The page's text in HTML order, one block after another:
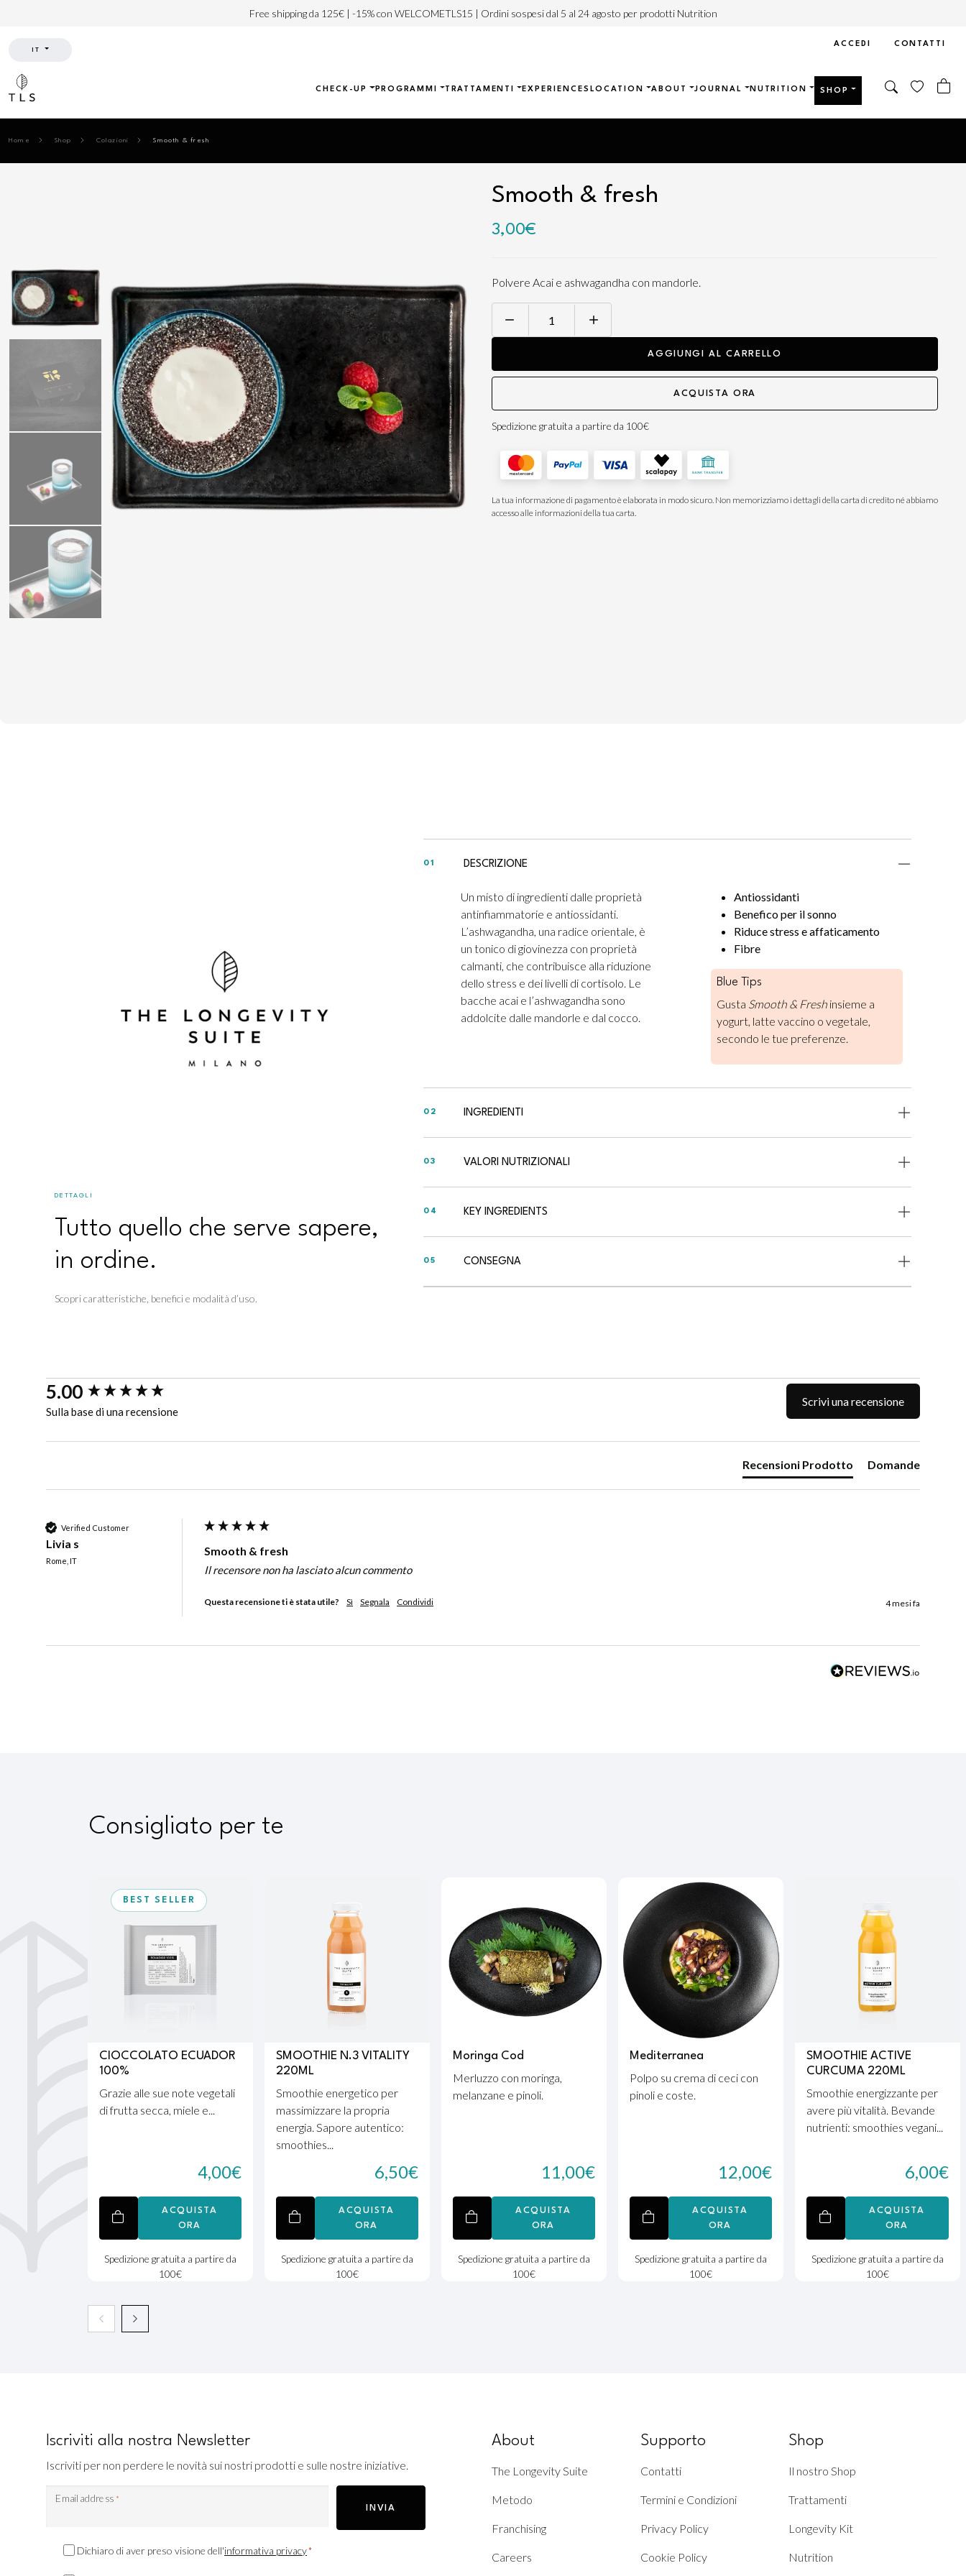
Free shipping da 125€ | -15% con WELCOMETLS15 | Ordini sospesi dal 5 al 24 agosto per prodotti Nutrition
IT
ACCEDI CONTATTI
CHECK-UP PROGRAMMI TRATTAMENTI EXPERIENCES LOCATION ABOUT JOURNAL NUTRITION SHOP
Home Shop Colazioni Smooth & fresh
Smooth & fresh
3,00€
Polvere Acai e ashwagandha con mandorle.
quantità
AGGIUNGI AL CARRELLO
ACQUISTA ORA
Spedizione gratuita a partire da 100€
La tua informazione di pagamento è elaborata in modo sicuro. Non memorizziamo i dettagli della carta di credito né abbiamo
accesso alle informazioni della tua carta.
DETTAGLI
Tutto quello che serve sapere,
in ordine.
Scopri caratteristiche, benefici e modalità d’uso.
01 DESCRIZIONE
Un misto di ingredienti dalle proprietà
antinfiammatorie e antiossidanti.
L’ashwagandha, una radice orientale, è
un tonico di giovinezza con proprietà
calmanti, che contribuisce alla riduzione
dello stress e dei livelli di cortisolo. Le
bacche acai e l’ashwagandha sono
addolcite dalle mandorle e dal cocco.
Antiossidanti
Benefico per il sonno
Riduce stress e affaticamento
Fibre
Blue Tips
Gusta Smooth & Freshinsieme a
yogurt, latte vaccino o vegetale,
secondo le tue preferenze.
02 INGREDIENTI
03 VALORI NUTRIZIONALI
04 KEY INGREDIENTS
05 CONSEGNA
5.00
Sulla base di una recensione
Scrivi una recensione
Recensioni Prodotto Domande
Verified Customer
Livia s
Rome, IT
Smooth & fresh
Il recensore non ha lasciato alcun commento
Questa recensione ti è stata utile? Sì Segnala Condividi 4 mesi fa
New content loaded
Consigliato per te
BEST SELLER
CIOCCOLATO ECUADOR
100%
Grazie alle sue note vegetali
di frutta secca, miele e...
4,00€
ACQUISTA
ORA
Spedizione gratuita a partire da
100€
SMOOTHIE N.3 VITALITY
220ML
Smoothie energetico per
massimizzare la propria
energia. Sapore autentico:
smoothies...
6,50€
ACQUISTA
ORA
Spedizione gratuita a partire da
100€
Moringa Cod
Merluzzo con moringa,
melanzane e pinoli.
11,00€
ACQUISTA
ORA
Spedizione gratuita a partire da
100€
Mediterranea
Polpo su crema di ceci con
pinoli e coste.
12,00€
ACQUISTA
ORA
Spedizione gratuita a partire da
100€
SMOOTHIE ACTIVE
CURCUMA 220ML
Smoothie energizzante per
avere più vitalità. Bevande
nutrienti: smoothies vegani...
6,00€
ACQUISTA
ORA
Spedizione gratuita a partire da
100€
Iscriviti alla nostra Newsletter
Iscriviti per non perdere le novità sui nostri prodotti e sulle nostre iniziative.
Email address *
INVIA
ConsensoDichiaro di aver preso visione dell'informativa privacy*
About
The Longevity Suite
Metodo
Franchising
Careers
Supporto
Contatti
Termini e Condizioni
Privacy Policy
Cookie Policy
Shop
Il nostro Shop
Trattamenti
Longevity Kit
Nutrition